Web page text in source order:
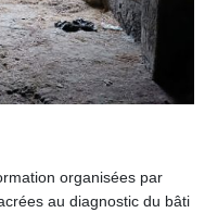
organisées par
au diagnostic du bâti